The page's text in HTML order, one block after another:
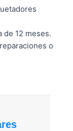
de 12 meses.
o